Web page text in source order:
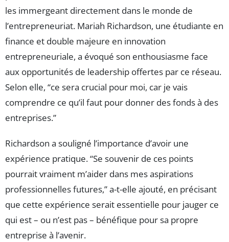
les immergeant directement dans le monde de
l’entrepreneuriat. Mariah Richardson, une étudiante en
finance et double majeure en innovation
entrepreneuriale, a évoqué son enthousiasme face
aux opportunités de leadership offertes par ce réseau.
Selon elle, “ce sera crucial pour moi, car je vais
comprendre ce qu’il faut pour donner des fonds à des
entreprises.”
Richardson a souligné l’importance d’avoir une
expérience pratique. “Se souvenir de ces points
pourrait vraiment m’aider dans mes aspirations
professionnelles futures,” a-t-elle ajouté, en précisant
que cette expérience serait essentielle pour jauger ce
qui est – ou n’est pas – bénéfique pour sa propre
entreprise à l’avenir.